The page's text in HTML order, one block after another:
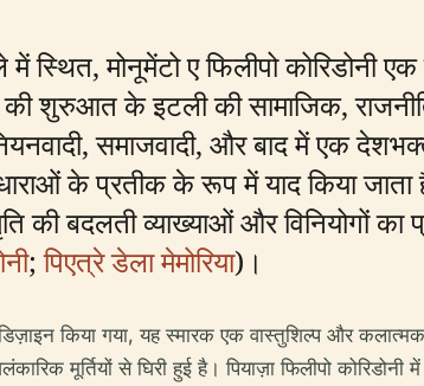
स्थित, मोनूमेंटो ए फिलीपो कोरिडोनी
की शुरुआत के इटली की सामाजिक,
समाजवादी, और बाद में एक
के प्रतीक के रूप में याद किया
की बदलती व्याख्याओं और विनियोगों
;पिएत्रे डेला मेमोरिया)।
डिज़ाइन किया गया, यह स्मारक एक वास्तुशिल्प और
मूर्तियों से घिरी हुई है। पियाज़ा फिलीपो